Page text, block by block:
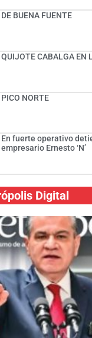
DE BUENA FUENTE
QUIJOTE CABALGA EN
PICO NORTE
En fuerte operativo
empresario Ernesto ‘N’
Digital